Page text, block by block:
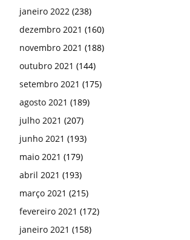
janeiro 2022 (238)
dezembro 2021 (160)
novembro 2021 (188)
outubro 2021 (144)
setembro 2021 (175)
agosto 2021 (189)
julho 2021 (207)
junho 2021 (193)
maio 2021 (179)
abril 2021 (193)
março 2021 (215)
fevereiro 2021 (172)
janeiro 2021 (158)